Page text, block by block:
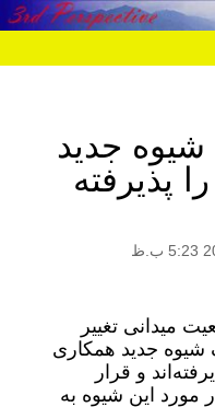
جدید
پذیرفته
میدانی تغییر
شیوه جدید همکاری
و قرار
مورد این شیوه به